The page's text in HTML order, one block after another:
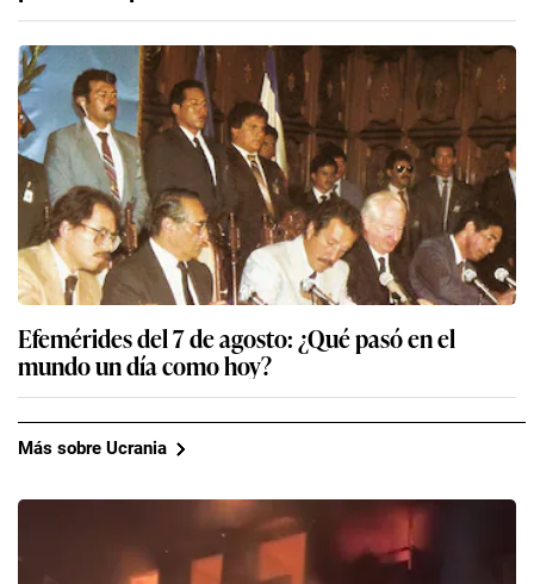
Efemérides del 7 de agosto: ¿Qué pasó en el
mundo un día como hoy?
Más sobre Ucrania